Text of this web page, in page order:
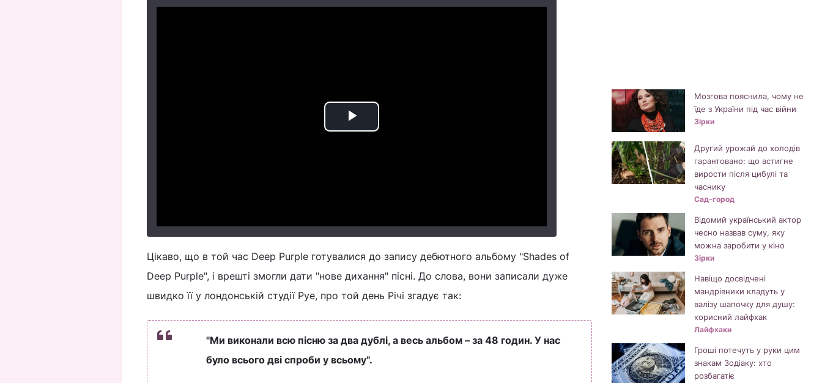
Play
Цікаво, що в той час Deep Purple готувалися до запису дебютного альбому "Shades of
Deep Purple", і врешті змогли дати "нове дихання" пісні. До слова, вони записали дуже
швидко її у лондонській студії Pye, про той день Річі згадує так:
"Ми виконали всю пісню за два дублі, а весь альбом – за 48 годин. У нас
було всього дві спроби у всьому".
Мозгова пояснила, чому не
їде з України під час війни
Зірки
Другий урожай до холодів
гарантовано: що встигне
вирости після цибулі та
часнику
Сад-город
Відомий український актор
чесно назвав суму, яку
можна заробити у кіно
Зірки
Навіщо досвідчені
мандрівники кладуть у
валізу шапочку для душу:
корисний лайфхак
Лайфхаки
Гроші потечуть у руки цим
знакам Зодіаку: хто
розбагатіє